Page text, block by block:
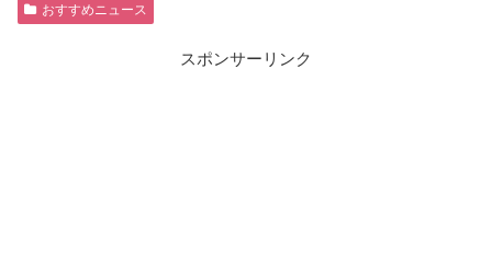
おすすめニュース
スポンサーリンク